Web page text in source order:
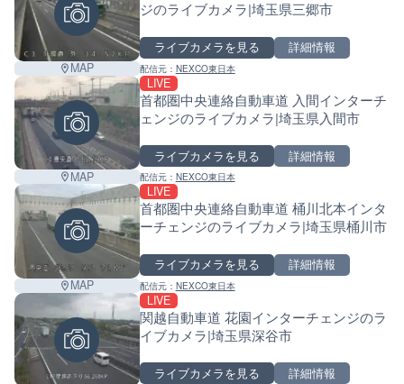
MAP
ジのライブカメラ|埼玉県三郷市
ライブカメラを見る 詳細情報
配信元： NEXCO東日本
MAP
LIVE
首都圏中央連絡自動車道 入間インターチ
ェンジのライブカメラ|埼玉県入間市
ライブカメラを見る 詳細情報
配信元： NEXCO東日本
MAP
LIVE
首都圏中央連絡自動車道 桶川北本インタ
ーチェンジのライブカメラ|埼玉県桶川市
ライブカメラを見る 詳細情報
配信元： NEXCO東日本
LIVE
関越自動車道 花園インターチェンジのラ
イブカメラ|埼玉県深谷市
ライブカメラを見る 詳細情報